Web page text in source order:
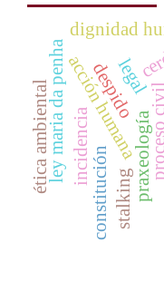
legal
praxeología
acción humana
stalking
ley maria da penha
constitución
incidencia
dignidad
despido
ética ambiental